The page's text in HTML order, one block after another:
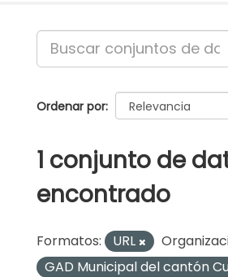
Ordenar por
1 conjunto de
encontrado
Formatos: URL
GAD Municipal del cantón